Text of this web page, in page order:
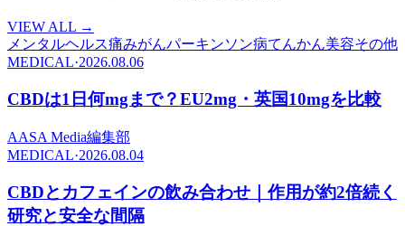
VIEW ALL →
メンタルヘルス痛みがんパーキンソン病てんかん美容その他
MEDICAL·2026.08.06
CBDは1日何mgまで？EU2mg・英国10mgを比較
AASA Media編集部
MEDICAL·2026.08.04
CBDとカフェインの飲み合わせ｜作用が約2倍続く
研究と安全な間隔